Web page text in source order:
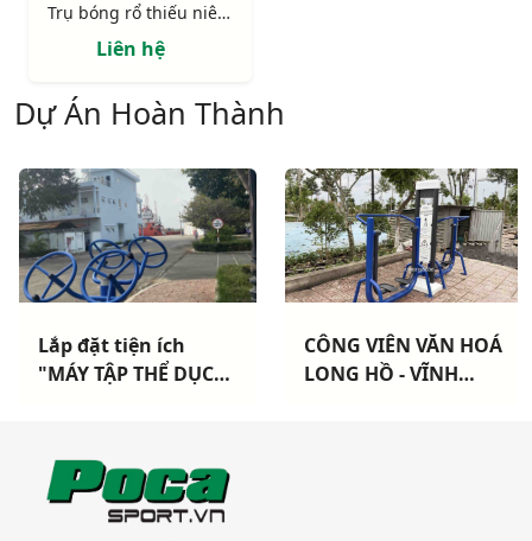
Trụ bóng rổ thiếu niên 801810 (BS810)
Liên hệ
Dự Án Hoàn Thành
Lắp đặt tiện ích
"MÁY TẬP THỂ DỤC
TP Vũng Tàu
CÔNG VIÊN VĂN HOÁ
LONG HỒ - VĨNH